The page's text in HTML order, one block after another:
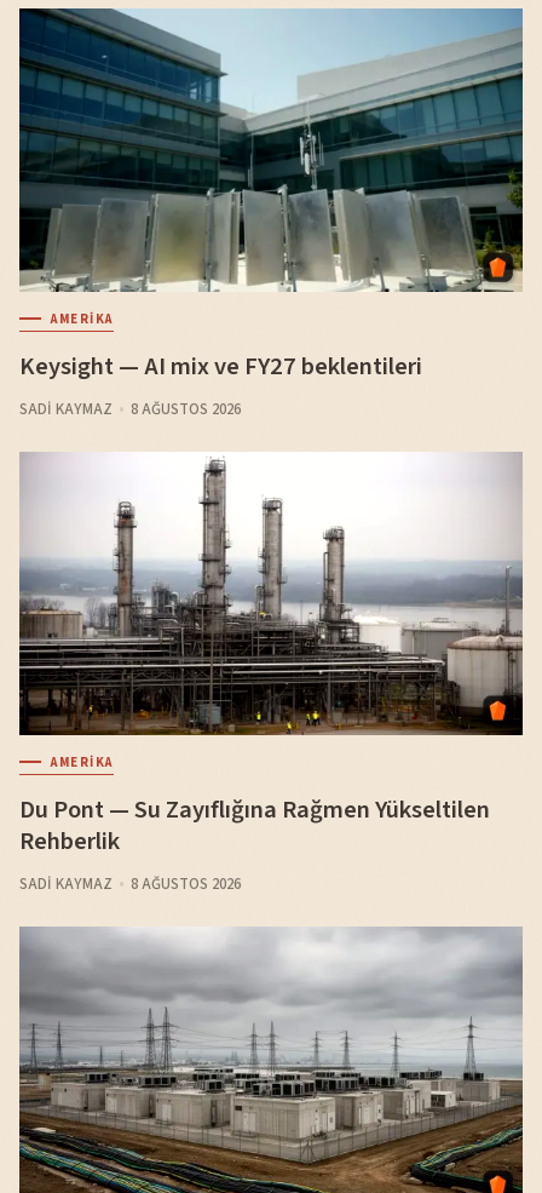
AMERIKA
Keysight — AI mix ve FY27 beklentileri
SADI KAYMAZ 8 AĞUSTOS 2026
AMERIKA
Du Pont — Su Zayıflığına Rağmen Yükseltilen
Rehberlik
SADI KAYMAZ 8 AĞUSTOS 2026